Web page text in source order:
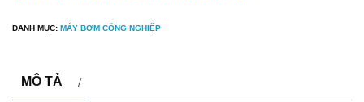
DANH MỤC: MÁY BƠM CÔNG NGHIỆP
MÔ TẢ